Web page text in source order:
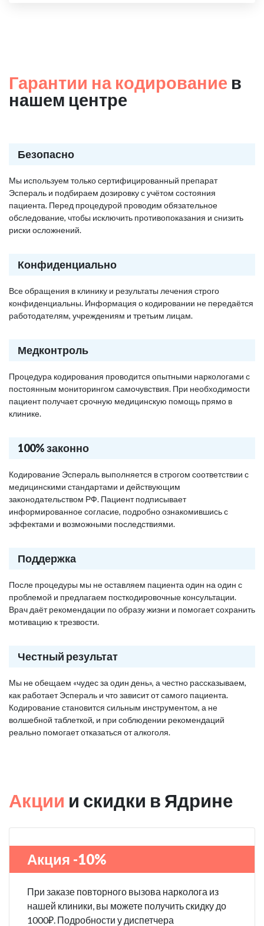
Гарантии на кодирование в
нашем центре
Безопасно
Мы используем только сертифицированный препарат
Эспераль и подбираем дозировку с учётом состояния
пациента. Перед процедурой проводим обязательное
обследование, чтобы исключить противопоказания и снизить
риски осложнений.
Конфиденциально
Все обращения в клинику и результаты лечения строго
конфиденциальны. Информация о кодировании не передаётся
работодателям, учреждениям и третьим лицам.
Медконтроль
Процедура кодирования проводится опытными наркологами с
постоянным мониторингом самочувствия. При необходимости
пациент получает срочную медицинскую помощь прямо в
клинике.
100% законно
Кодирование Эспераль выполняется в строгом соответствии с
медицинскими стандартами и действующим
законодательством РФ. Пациент подписывает
информированное согласие, подробно ознакомившись с
эффектами и возможными последствиями.
Поддержка
После процедуры мы не оставляем пациента один на один с
проблемой и предлагаем посткодировочные консультации.
Врач даёт рекомендации по образу жизни и помогает сохранить
мотивацию к трезвости.
Честный результат
Мы не обещаем «чудес за один день», а честно рассказываем,
как работает Эспераль и что зависит от самого пациента.
Кодирование становится сильным инструментом, а не
волшебной таблеткой, и при соблюдении рекомендаций
реально помогает отказаться от алкоголя.
Акции и скидки в Ядрине
Акция -10%
При заказе повторного вызова нарколога из
нашей клиники, вы можете получить скидку до
1000₽. Подробности у диспетчера